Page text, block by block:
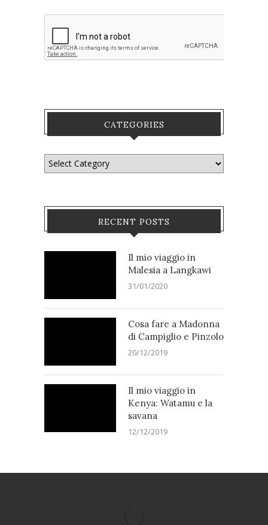
CATEGORIES
RECENT POSTS
Il mio viaggio in
Malesia a Langkawi
31/01/2020
Cosa fare a Madonna
di Campiglio e Pinzolo
20/12/2019
Il mio viaggio in
Kenya: Watamu e la
savana
12/12/2019